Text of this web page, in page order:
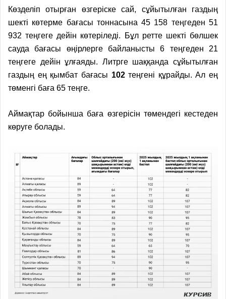
Көзделіп отырған өзгеріске сай, сұйытылған газдың
шекті көтерме бағасы тоннасына 45 158 теңгеден 51
932 теңгеге дейін көтеріледі. Бұл ретте шекті бөлшек
сауда бағасы өңірлерге байланысты 6 теңгеден 21
теңгеге дейін ұлғаяды. Литрге шаққанда сұйытылған
газдың ең қымбат бағасы 102теңгені құрайды. Ал ең
төменгі баға 65 теңге.
Аймақтар бойынша баға өзгерісін төмендегі кестеден
көруге болады.